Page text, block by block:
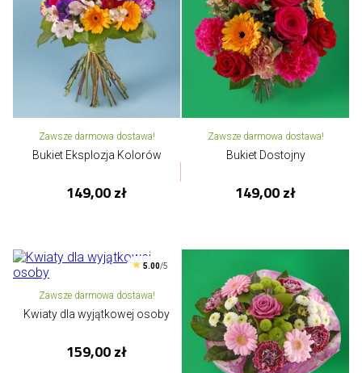
Zawsze darmowa dostawa!
Bukiet Eksplozja Kolorów
149,00 zł
Zawsze darmowa dostawa!
Bukiet Dostojny
149,00 zł
5.00/5
Zawsze darmowa dostawa!
Kwiaty dla wyjątkowej osoby
159,00 zł